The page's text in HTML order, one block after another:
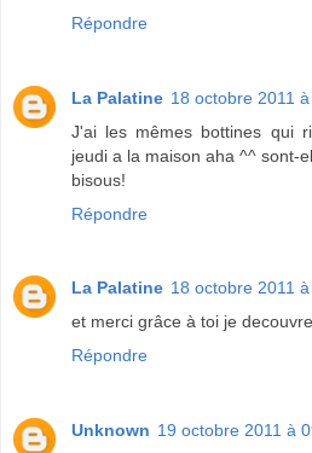
Répondre
La Palatine 18 octobre 2011
J'ai les mêmes bottines qui
jeudi a la maison aha ^^ sont-
bisous!
Répondre
La Palatine 18 octobre 2011
et merci grâce à toi je
Répondre
Unknown 19 octobre 2011 à